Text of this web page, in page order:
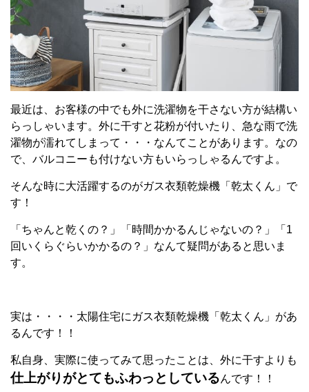
最近は、お客様の中でも外に洗濯物を干さない方が結構い
らっしゃいます。外に干すと花粉が付いたり、急な雨で洗
濯物が濡れてしまって・・・なんてことがあります。なの
で、バルコニーも付けない方もいらっしゃるんですよ。
そんな時に大活躍するのがガス衣類乾燥機「乾太くん」で
す！
「ちゃんと乾くの？」「時間かかるんじゃないの？」「1
回いくらぐらいかかるの？」なんて疑問があると思いま
す。
実は・・・・太陽住宅にガス衣類乾燥機「乾太くん」があ
るんです！！
私自身、実際に使ってみて思ったことは、外に干すよりも
仕上がりがとてもふわっとしているんです！！